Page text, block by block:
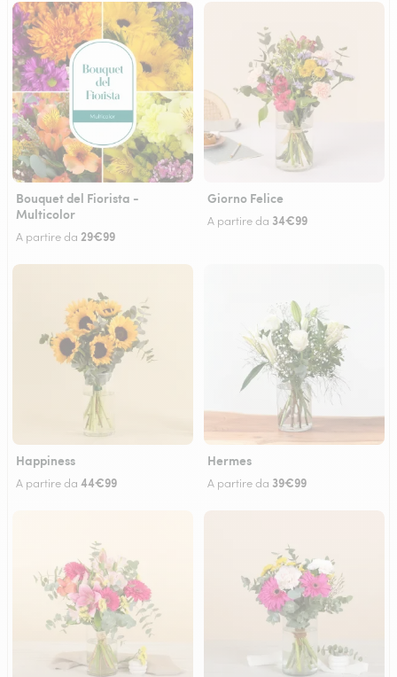
Bouquet del Fiorista -
Multicolor
A partire da 29€99
Giorno Felice
A partire da 34€99
Happiness
A partire da 44€99
Hermes
A partire da 39€99